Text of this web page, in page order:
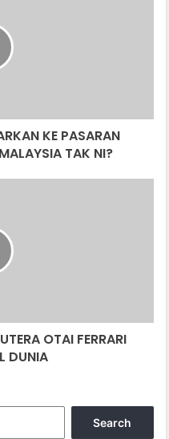
KE PASARAN
TAK NI?
OTAI FERRARI
DUNIA